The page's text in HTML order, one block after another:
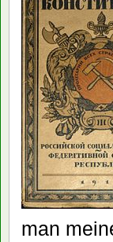
man